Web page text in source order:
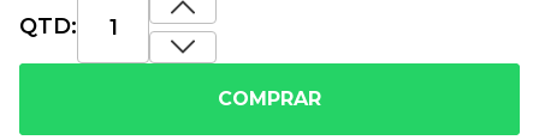
QTD:
COMPRAR